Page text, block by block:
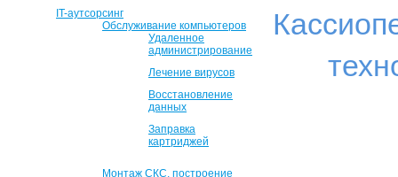
IT-аутсорсинг
Обслуживание компьютеров
Удаленное
администрирование
Лечение вирусов
Восстановление
данных
Заправка
картриджей
Монтаж СКС, построение